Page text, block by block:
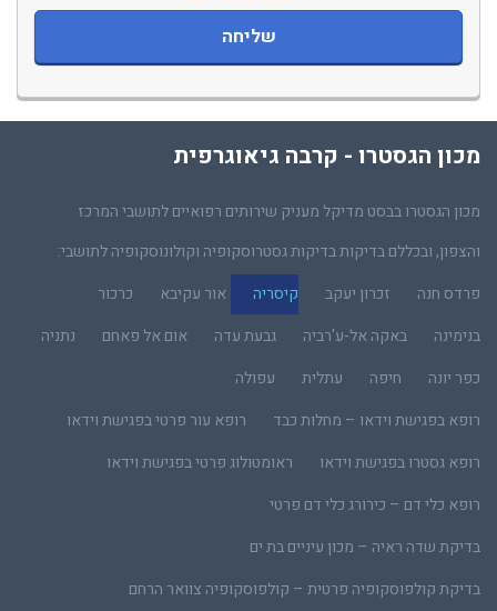
מכון הגסטרו - קרבה גיאוגרפית
מכון הגסטרו בבסט מדיקל מעניק שירותים רפואיים לתושבי המרכז
והצפון, ובכללם בדיקות בדיקות גסטרוסקופיה וקולונוסקופיה לתושבי:
פרדס חנה
זכרון יעקב קיסריה אור עקיבא
כרכור
בנימינה
באקה אל-ע'רביה גבעת עדה אום אל פאחם
נתניה
כפר יונה
חיפה עתלית
עפולה
רופא בפגישת וידאו – מחלות כבד
רופא עור פרטי בפגישת וידאו
רופא גסטרו בפגישת וידאו
ראומטולוג פרטי בפגישת וידאו
רופא כלי דם – כירורג כלי דם פרטי
בדיקת שדה ראיה – מכון עיניים בת ים
בדיקת קולפוסקופיה פרטית – קולפוסקופיה צוואר הרחם